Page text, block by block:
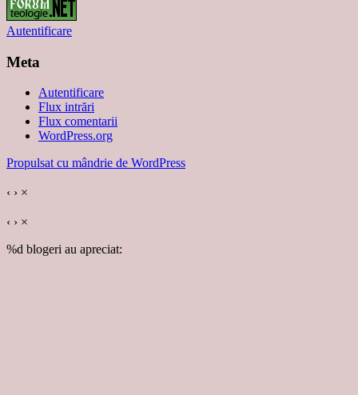
Autentificare
Meta
Autentificare
Flux intrări
Flux comentarii
WordPress.org
Propulsat cu mândrie de WordPress
‹ › ×
‹ › ×
%d blogeri au apreciat: